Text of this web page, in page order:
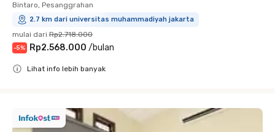
Bintaro, Pesanggrahan
2.7 km dari universitas muhammadiyah jakarta
mulai dari Rp2.718.000
-5% Rp2.568.000 /bulan
Lihat info lebih banyak